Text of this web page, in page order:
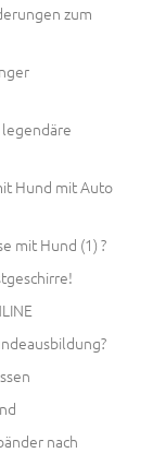
zum
Hund mit Auto
mit Hund (1) ?
nach